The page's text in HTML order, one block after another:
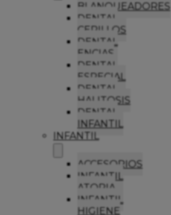
BLANQUEADORES
DENTAL
CEPILLOS
DENTAL
ENCIAS
DENTAL
ESPECIAL
DENTAL
HALITOSIS
DENTAL
INFANTIL
INFANTIL
ACCESORIOS
INFANTIL
ATOPIA
INFANTIL
HIGIENE